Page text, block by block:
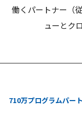
待遇・福利厚生
オフィスツアー
AI活用
働くパートナー（
ューとク
710万プログラムパー